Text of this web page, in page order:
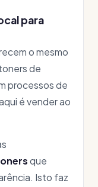
para
o mesmo
de
processos de
é vender ao
que
Isto faz